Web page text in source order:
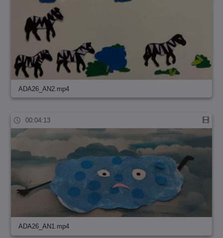
ADA26_AN2.mp4
00:04:13
ADA26_AN1.mp4